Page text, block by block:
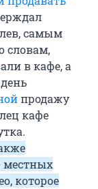
самым
словам,
в кафе, а
продажу
кафе
местных
которое